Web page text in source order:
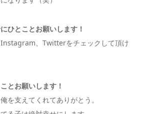
ひとことお願いします！
、Twitterをチェックして頂け
とお願いします！
支えてくれてありがとう。